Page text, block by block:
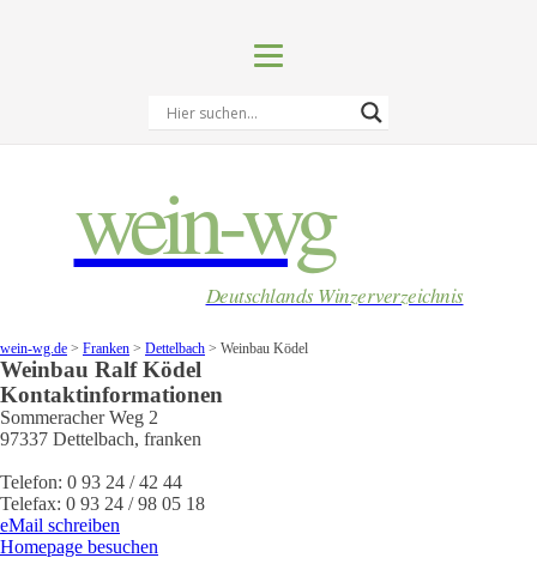
wein-wg
Deutschlands Winzerverzeichnis
wein-wg.de > Franken > Dettelbach > Weinbau Ködel
Weinbau Ralf Ködel
Kontaktinformationen
Sommeracher Weg 2
97337 Dettelbach, franken
Telefon: 0 93 24 / 42 44
Telefax: 0 93 24 / 98 05 18
eMail schreiben
Homepage besuchen